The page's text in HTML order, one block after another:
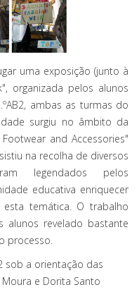
uma exposição (junto à
organizada pelos alunos
ambas as turmas do
surgiu no âmbito da
and Accessories"
na recolha de diversos
legendados pelos
educativa enriquecer
temática. O trabalho
alunos revelado bastante
processo.
sob a orientação das
e Dorita Santo